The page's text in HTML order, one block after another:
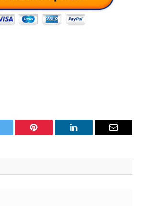
Pinterest LinkedIn Email